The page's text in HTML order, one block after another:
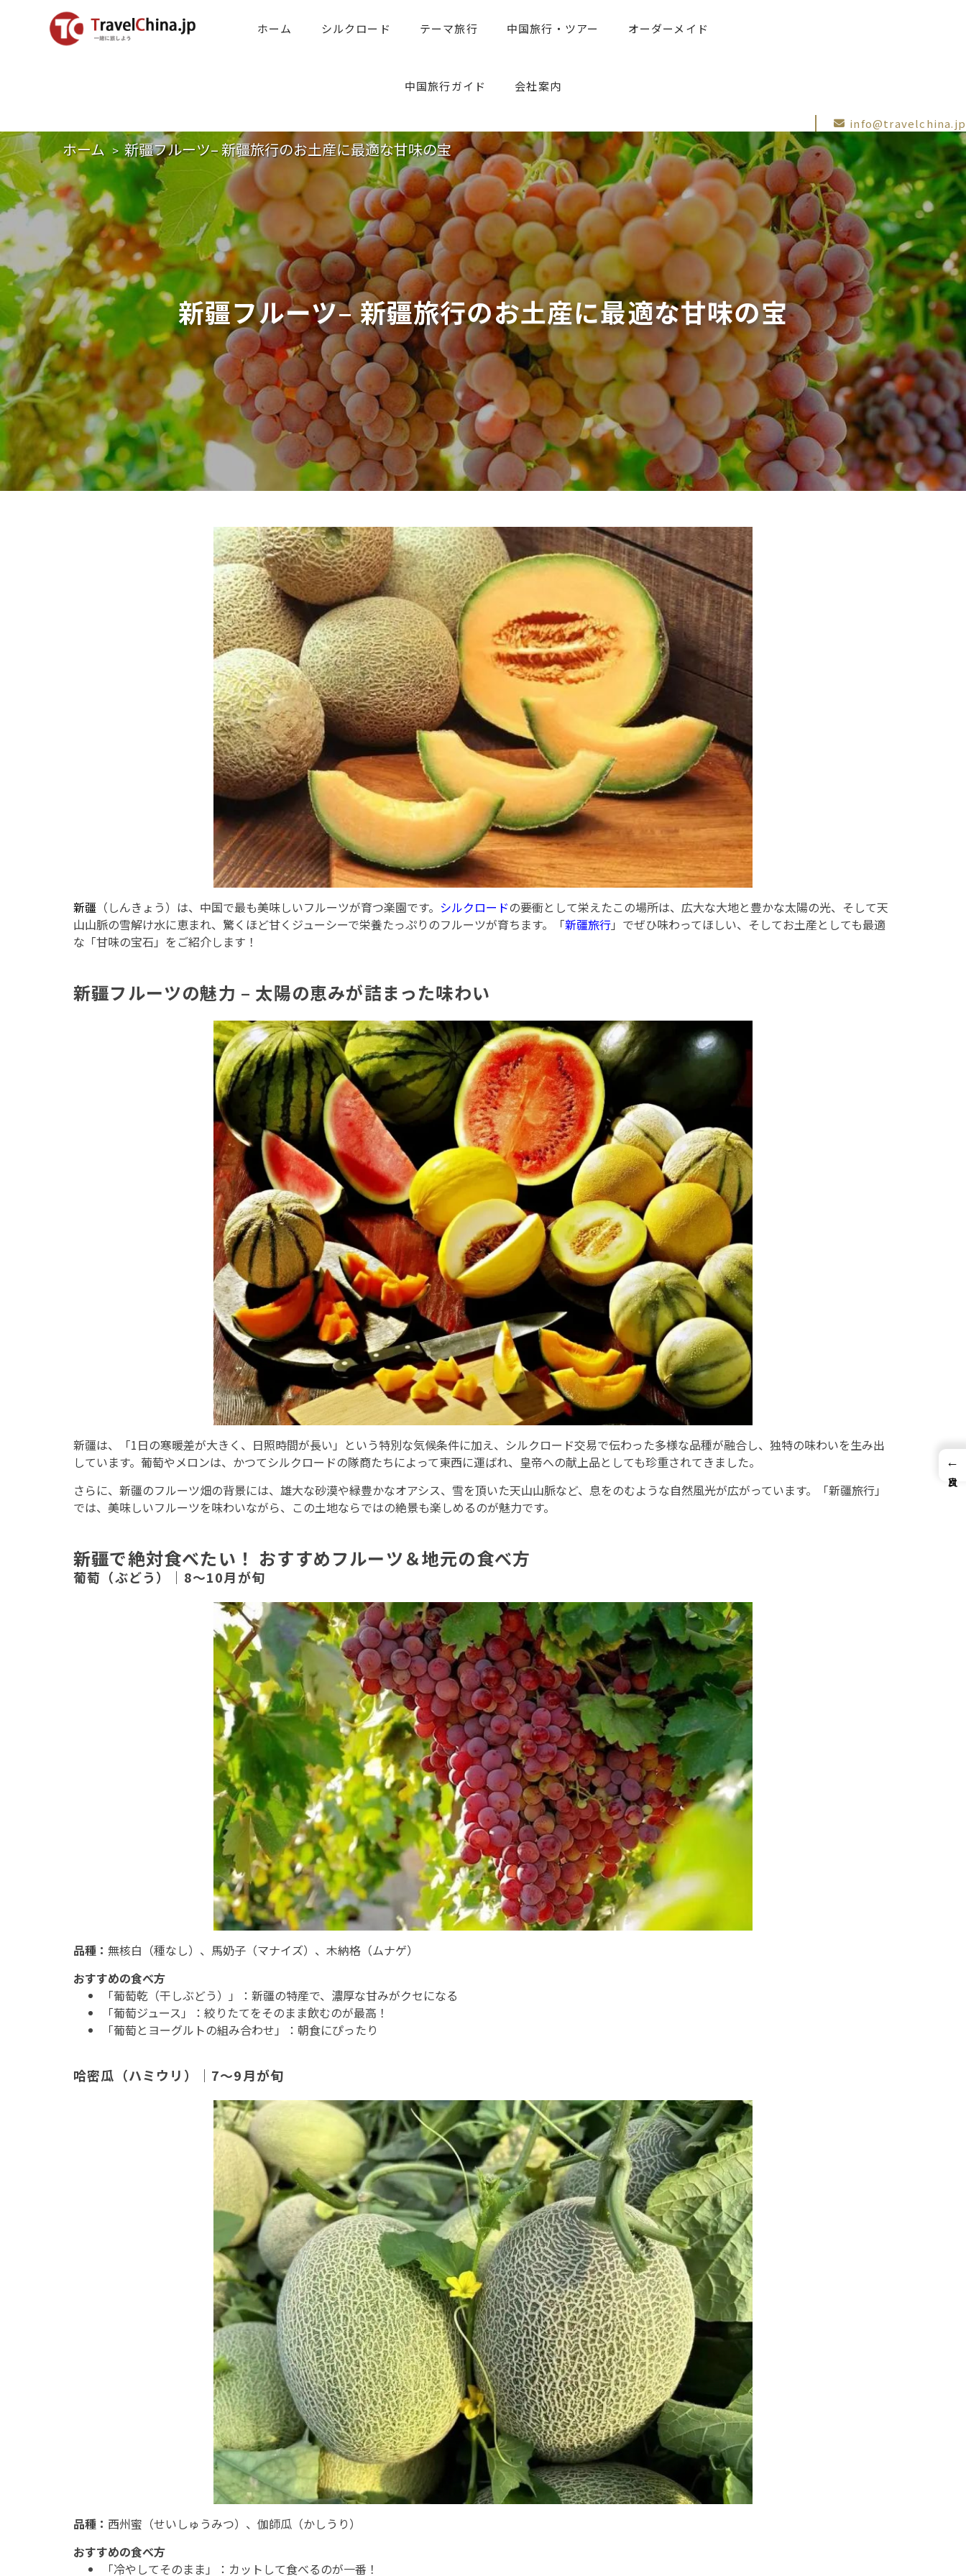
ホーム シルクロード テーマ旅行 中国旅行・ツアー オーダーメイド
中国旅行ガイド 会社案内
info@travelchina.jp
ホーム 新疆フルーツ– 新疆旅行のお土産に最適な甘味の宝
新疆フルーツ– 新疆旅行のお土産に最適な甘味の宝
新疆 （しんきょう）は、中国で最も美味しいフルーツが育つ楽園です。 シルクロードの要衝として栄えたこの場所は、広大な大地と豊かな太陽の光、そして天
山山脈の雪解け水に恵まれ、驚くほど甘くジューシーで栄養たっぷりのフルーツが育ちます。「新疆旅行」でぜひ味わってほしい、そしてお土産としても最適
な「甘味の宝石」をご紹介します！
新疆フルーツの魅力 – 太陽の恵みが詰まった味わい
新疆は、「1日の寒暖差が大きく、日照時間が長い」という特別な気候条件に加え、シルクロード交易で伝わった多様な品種が融合し、独特の味わいを生み出
しています。葡萄やメロンは、かつてシルクロードの隊商たちによって東西に運ばれ、皇帝への献上品としても珍重されてきました。
さらに、新疆のフルーツ畑の背景には、雄大な砂漠や緑豊かなオアシス、雪を頂いた天山山脈など、息をのむような自然風光が広がっています。「新疆旅行」
では、美味しいフルーツを味わいながら、この土地ならではの絶景も楽しめるのが魅力です。
新疆で絶対食べたい！ おすすめフルーツ＆地元の食べ方
葡萄（ぶどう）｜8～10月が旬
品種： 無核白（種なし）、馬奶子（マナイズ）、木納格（ムナゲ）
おすすめの食べ方
「葡萄乾（干しぶどう）」：新疆の特産で、濃厚な甘みがクセになる
「葡萄ジュース」：絞りたてをそのまま飲むのが最高！
「葡萄とヨーグルトの組み合わせ」：朝食にぴったり
哈密瓜（ハミウリ）｜7～9月が旬
品種： 西州蜜（せいしゅうみつ）、伽師瓜（かしうり）
おすすめの食べ方
「冷やしてそのまま」：カットして食べるのが一番！
←